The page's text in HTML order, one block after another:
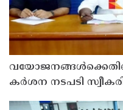
കർശന നടപടി